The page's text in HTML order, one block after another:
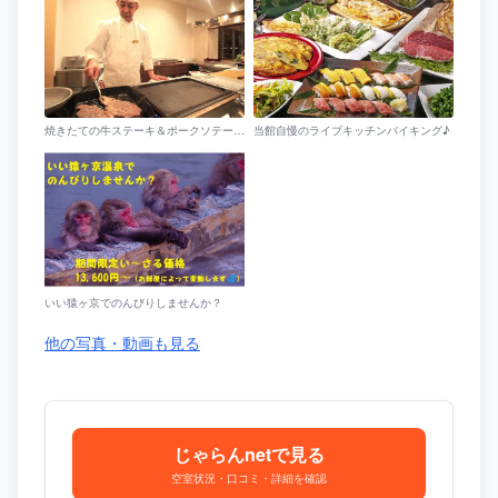
焼きたての牛ステーキ＆ポークソテーも食べ放題♪ 当館自慢のライブキッチンバイキング♪
いい猿ヶ京でのんびりしませんか？
他の写真・動画も見る
じゃらんnetで見る
空室状況・口コミ・詳細を確認